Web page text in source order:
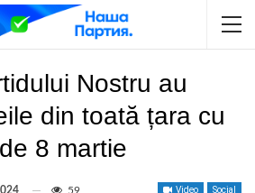
Nostru au
din toată țara cu
8 martie
Video Social
59